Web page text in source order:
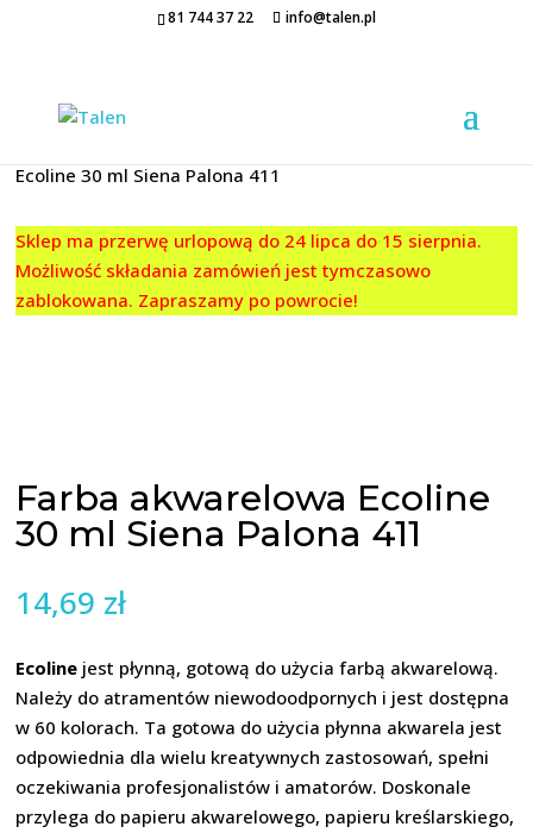
81 744 37 22 info@talen.pl
Ecoline 30 ml Siena Palona 411
Sklep ma przerwę urlopową do 24 lipca do 15 sierpnia.
Możliwość składania zamówień jest tymczasowo
zablokowana. Zapraszamy po powrocie!
Farba akwarelowa Ecoline
30 ml Siena Palona 411
14,69 zł
Ecoline jest płynną, gotową do użycia farbą akwarelową.
Należy do atramentów niewodoodpornych i jest dostępna
w 60 kolorach. Ta gotowa do użycia płynna akwarela jest
odpowiednia dla wielu kreatywnych zastosowań, spełni
oczekiwania profesjonalistów i amatorów. Doskonale
przylega do papieru akwarelowego, papieru kreślarskiego,